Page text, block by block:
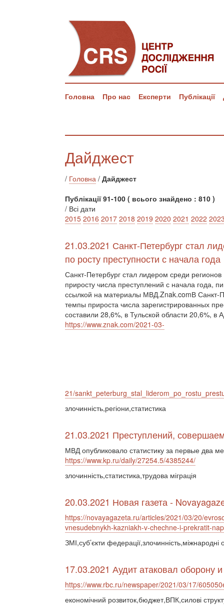
Головна Про нас Експерти Публікації
Дайджест
/ Головна / Дайджест
Публікації 91-100 ( всього знайдено : 810 )
/ Всі дати
2015 2016 2017 2018 2019 2020 2021 2022
21.03.2021 Санкт-Петербург стал
по росту преступности с начала года
Санкт-Петербург стал лидером среди
приросту числа преступлений с начала года,
ссылкой на материалы МВД.Znak.comВ Санкт-
темпы прироста числа зарегистрированных
составили 28,6%, в Тульской области 20,6%, в
https://www.znak.com/2021-03-
21/
злочинність,регіони,статистика
21.03.2021 Преступлений,
МВД опубликовало статистику за первые два
https://www.kp.ru/daily/27254.5/4385244/
злочинність,статистика,трудова міграція
20.03.2021 Новая газета -
https://novayagazeta.ru/articles/2021/03/20/
vnesudebnykh-kazniakh-v-chechne-i-prekratit-
ЗМІ,суб’єкти федерації,злочинність,міжнародні
17.03.2021 Аудит атаковал оборону
https://www.rbc.ru/newspaper/2021/03/17/
економічний розвиток,бюджет,ВПК,силові